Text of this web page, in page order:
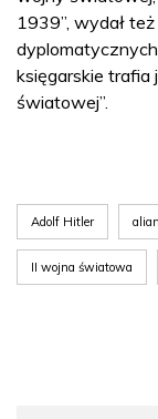
1939”, wydał
księgarskie trafia
światowej”.
Adolf Hitler
II wojna światowa